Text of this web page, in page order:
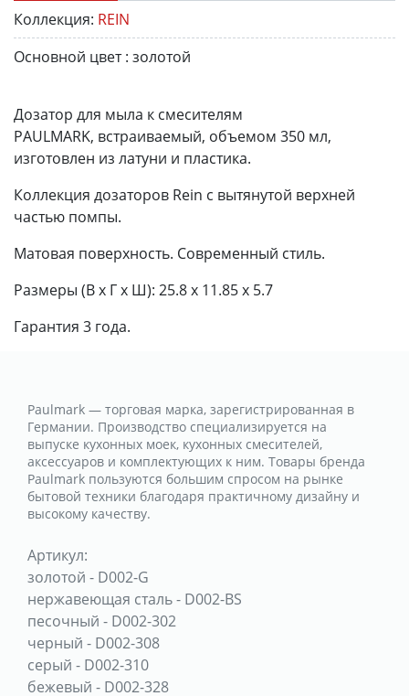
Коллекция: REIN
Основной цвет : золотой
Дозатор для мыла к смесителям
PAULMARK, встраиваемый, объемом 350 мл,
изготовлен из латуни и пластика.
Коллекция дозаторов Rein с вытянутой верхней
частью помпы.
Матовая поверхность. Современный стиль.
Размеры (В x Г x Ш): 25.8 x 11.85 x 5.7
Гарантия 3 года.
Paulmark — торговая марка, зарегистрированная в
Германии. Производство специализируется на
выпуске кухонных моек, кухонных смесителей,
аксессуаров и комплектующих к ним. Товары бренда
Paulmark пользуются большим спросом на рынке
бытовой техники благодаря практичному дизайну и
высокому качеству.
Артикул:
золотой - D002-G
нержавеющая сталь- D002-BS
песочный - D002-302
черный - D002-308
серый - D002-310
бежевый - D002-328